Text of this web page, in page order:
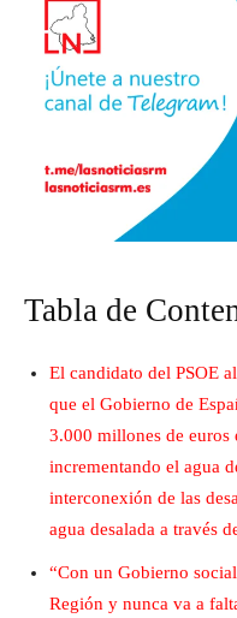
Tabla de
El candidato del PSOE
que el Gobierno de
3.000 millones de euros
incrementando el agua
interconexión de las
agua desalada a través
“Con un Gobierno
Región y nunca va a